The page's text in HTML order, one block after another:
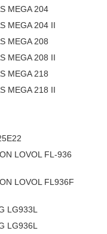
MEGA 204
MEGA 204 II
MEGA 208
MEGA 208 II
MEGA 218
MEGA 218 II
LOVOL FL-936
LOVOL FL936F
LG933L
LG936L